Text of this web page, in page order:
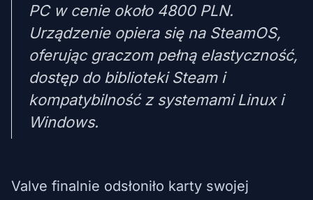
PC w cenie około 4800 PLN.
Urządzenie opiera się na SteamOS,
oferując graczom pełną elastyczność,
dostęp do biblioteki Steam i
kompatybilność z systemami Linux i
Windows.
Valve finalnie odsłoniło karty swojej